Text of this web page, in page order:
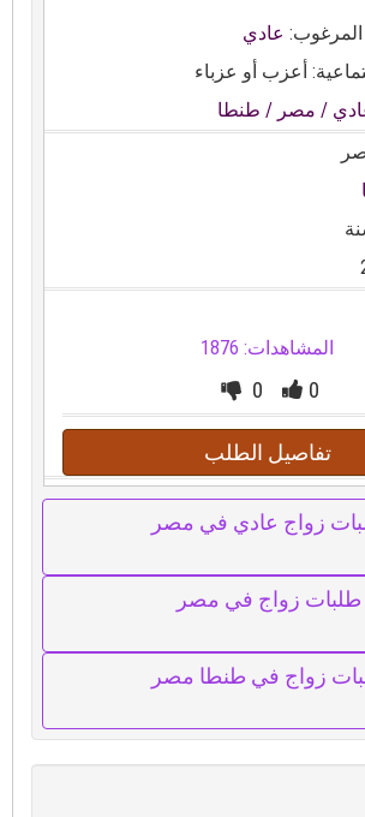
عادي
أعزب أو عزباء
/ مصر / طنطا
المشاهدات: 1876
0
0
تفاصيل الطلب
زواج عادي في مصر
طلبات زواج في مصر
زواج في طنطا مصر